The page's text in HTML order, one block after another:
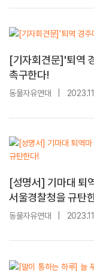
[기자회견문]'퇴역
촉구한다!
동물자유연대
[성명서] 기마대 퇴
서울경찰청을 규탄
동물자유연대